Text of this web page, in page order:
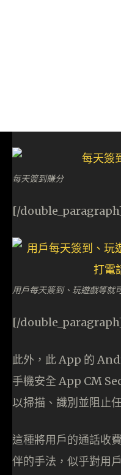
每天簽到賺分
[/
用戶每天簽到、玩遊戲等就
[/
此外，此 App 的
手機安全 App CM
以掃描、識別並阻止
這種將用戶的通話收
伴的手法，似乎對用